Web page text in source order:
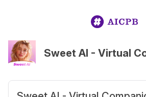
Sweet AI - Virtual